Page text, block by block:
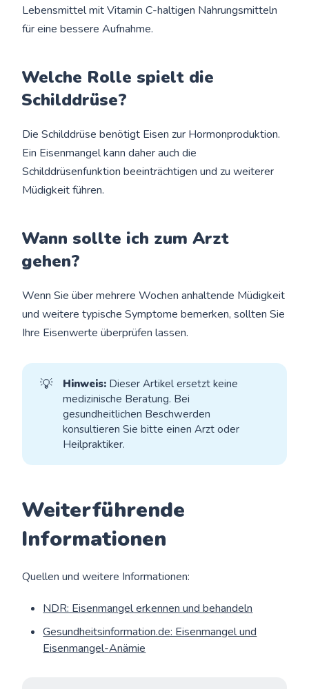
Lebensmittel mit Vitamin C-haltigen Nahrungsmitteln
für eine bessere Aufnahme.
Welche Rolle spielt die
Schilddrüse?
Die Schilddrüse benötigt Eisen zur Hormonproduktion.
Ein Eisenmangel kann daher auch die
Schilddrüsenfunktion beeinträchtigen und zu weiterer
Müdigkeit führen.
Wann sollte ich zum Arzt
gehen?
Wenn Sie über mehrere Wochen anhaltende Müdigkeit
und weitere typische Symptome bemerken, sollten Sie
Ihre Eisenwerte überprüfen lassen.
💡 Hinweis:Dieser Artikel ersetzt keine
medizinische Beratung. Bei
gesundheitlichen Beschwerden
konsultieren Sie bitte einen Arzt oder
Heilpraktiker.
Weiterführende
Informationen
Quellen und weitere Informationen:
NDR: Eisenmangel erkennen und behandeln
Gesundheitsinformation.de: Eisenmangel und
Eisenmangel-Anämie